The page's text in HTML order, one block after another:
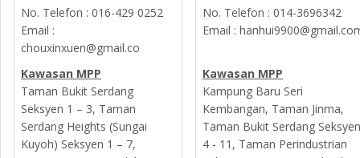
No. Telefon : 016-429 0252
Email :
chouxinxuen@gmail.co
Kawasan MPP
Taman Bukit Serdang
Seksyen 1 – 3, Taman
Serdang Heights (Sungai
Kuyoh) Seksyen 1 – 7,
No. Telefon : 014-3696342
Email :
Kawasan MPP
Kampung Baru Seri
Kembangan, Taman Jinma,
Taman Bukit Serdang Seksyen
4 - 11, Taman Perindustrian